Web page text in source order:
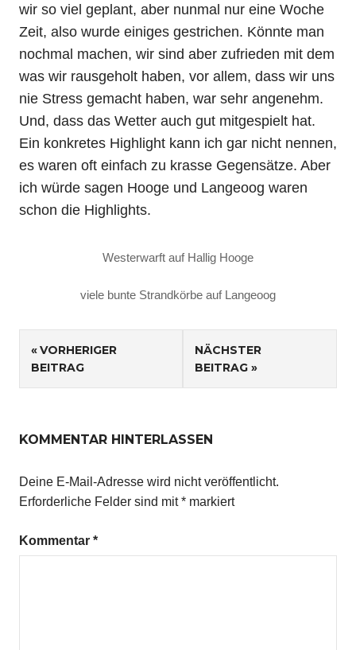
wir so viel geplant, aber nunmal nur eine Woche
Zeit, also wurde einiges gestrichen. Könnte man
nochmal machen, wir sind aber zufrieden mit dem
was wir rausgeholt haben, vor allem, dass wir uns
nie Stress gemacht haben, war sehr angenehm.
Und, dass das Wetter auch gut mitgespielt hat.
Ein konkretes Highlight kann ich gar nicht nennen,
es waren oft einfach zu krasse Gegensätze. Aber
ich würde sagen Hooge und Langeoog waren
schon die Highlights.
Westerwarft auf Hallig Hooge
viele bunte Strandkörbe auf Langeoog
Beitragsnavigation
VORHERIGER
BEITRAG
NÄCHSTER
BEITRAG
KOMMENTAR HINTERLASSEN
Deine E-Mail-Adresse wird nicht veröffentlicht.
Erforderliche Felder sind mit* markiert
Kommentar *